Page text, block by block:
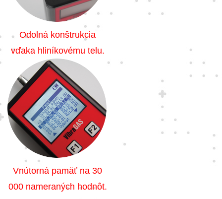
Odolná konštrukcia
vďaka hliníkovému telu.
Vnútorná pamäť na 30
000 nameraných hodnôt.